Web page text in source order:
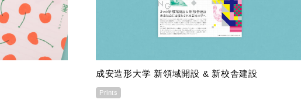
成安造形大学 新領域開設 & 新校舎建設
Prints